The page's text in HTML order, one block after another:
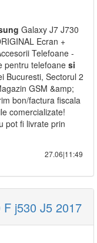
Galaxy J7 J730
Ecran +
Telefoane -
pentru telefoanesi
Bucuresti, Sectorul 2
GSM &amp;
bon/factura fiscala
comercializate!
pot fi livrate prin
27.06|11:49
j530 J5 2017